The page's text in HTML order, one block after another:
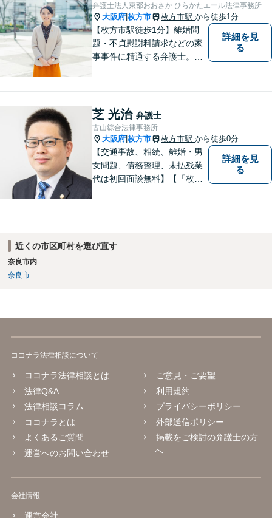
弁護士法人東部おおさか ひらかたエール法律事務所
大阪府 枚方市 枚方市駅 から徒歩1分
【枚方市駅徒歩1分】離婚問
題・不貞慰謝料請求などの家
事事件に精通する弁護士。依
致します。どんなお悩みで
も、ご相談ください。【キッ
ズスペースあり】
詳細を見
る
芝 光治 弁護士
古山綜合法律事務所
大阪府 枚方市 枚方市駅 から徒歩0分
【交通事故、相続、離婚・男
女問題、債務整理、未払残業
代は初回面談無料】【「枚方
から解決策をご提案してまい
詳細を見
る
近くの市区町村を選び直す
奈良市内
奈良市
ココナラ法律相談について
ココナラ法律相談とは
法律Q&A
法律相談コラム
ココナラとは
よくあるご質問
運営へのお問い合わせ
ご意見・ご要望
利用規約
プライバシーポリシー
外部送信ポリシー
掲載をご検討の弁護士の方
へ
会社情報
運営会社